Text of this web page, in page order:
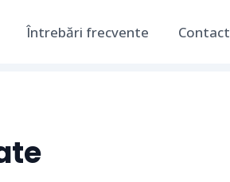
Întrebări frecvente Contact